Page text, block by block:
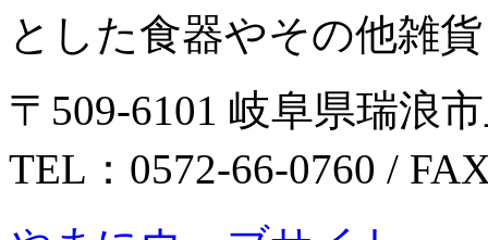
とした食器やその他雑貨
〒509-6101 岐阜県瑞浪
TEL：0572-66-0760 /